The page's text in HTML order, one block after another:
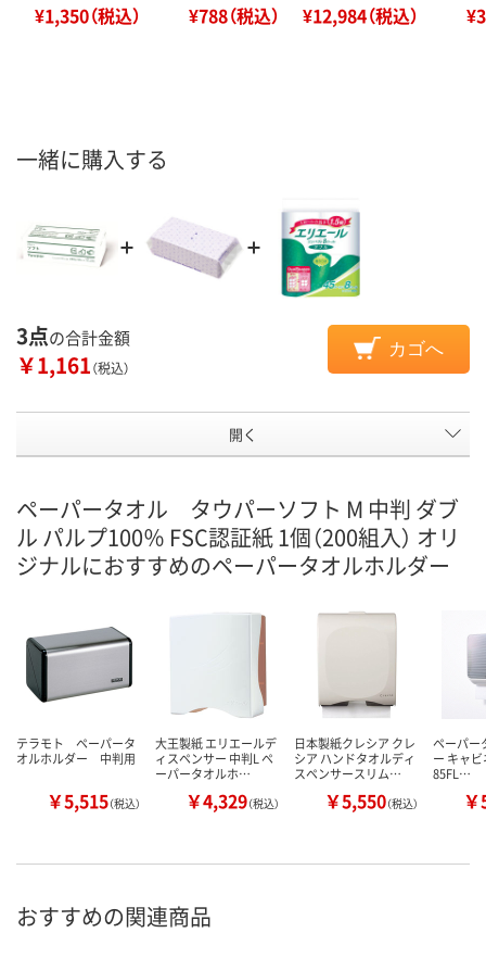
¥1,350（税込） ¥788（税込） ¥12,984（税込）
一緒に購入する
3点の合計金額
￥1,161（税込）
カゴへ
開く
ペーパータオル タウパーソフト M 中判 ダブ
ル パルプ100％ FSC認証紙 1個（200組入） オリ
ジナルにおすすめのペーパータオルホルダー
テラモト ペーパータ
オルホルダー 中判用
￥5,515（税込）
大王製紙 エリエールデ
ィスペンサー 中判L ペ
ーパータオルホ…
￥4,329（税込）
日本製紙クレシア クレ
シア ハンドタオルディ
スペンサースリム…
￥5,550（税込）
ペーパー
ー キャ
85FL…
おすすめの関連商品